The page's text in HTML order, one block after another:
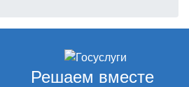
Решаем вместе